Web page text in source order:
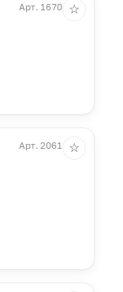
Арт. 16704.30
☆
Арт. 20614.40
☆